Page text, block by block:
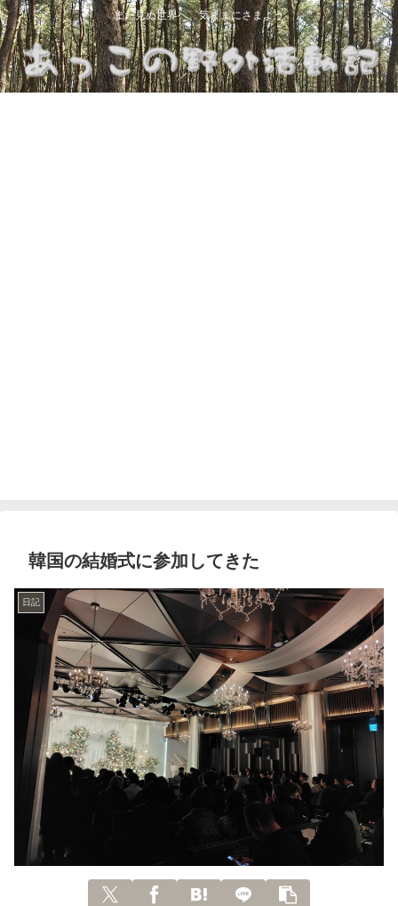
まだ見ぬ世界へ、気ままにさまよう
韓国の結婚式に参加してきた
日記